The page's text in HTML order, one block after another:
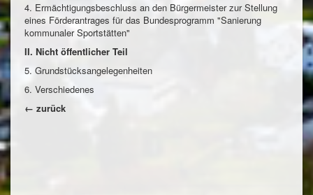
4. Ermächtigungsbeschluss an den Bürgermeister zur Stellung
eines Förderantrages für das Bundesprogramm "Sanierung
kommunaler Sportstätten"
II. Nicht öffentlicher Teil
5. Grundstücksangelegenheiten
6. Verschiedenes
← zurück